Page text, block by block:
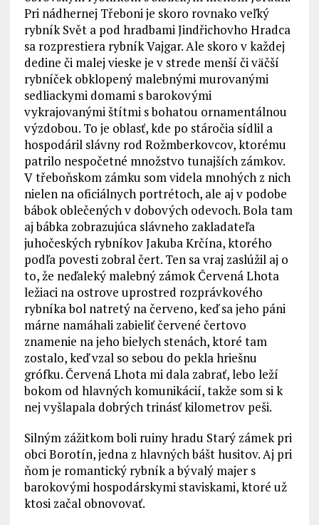
Pri nádhernej Třeboni je skoro rovnako veľký
rybník Svět a pod hradbami Jindřichovho Hradca
sa rozprestiera rybník Vajgar. Ale skoro v každej
dedine či malej vieske je v strede menší či väčší
rybníček obklopený malebnými murovanými
sedliackymi domami s barokovými
vykrajovanými štítmi s bohatou ornamentálnou
výzdobou. To je oblasť, kde po stáročia sídlil a
hospodáril slávny rod Rožmberkovcov, ktorému
patrilo nespočetné množstvo tunajších zámkov.
V třeboňskom zámku som videla mnohých z nich
nielen na oficiálnych portrétoch, ale aj v podobe
bábok oblečených v dobových odevoch. Bola tam
aj bábka zobrazujúca slávneho zakladateľa
juhočeských rybníkov Jakuba Krčína, ktorého
podľa povesti zobral čert. Ten sa vraj zaslúžil aj o
to, že neďaleký malebný zámok Červená Lhota
ležiaci na ostrove uprostred rozprávkového
rybníka bol natretý na červeno, keď sa jeho páni
márne namáhali zabieliť červené čertovo
znamenie na jeho bielych stenách, ktoré tam
zostalo, keď vzal so sebou do pekla hriešnu
grófku. Červená Lhota mi dala zabrať, lebo leží
bokom od hlavných komunikácií, takže som si k
nej vyšlapala dobrých trinásť kilometrov peši.
Silným zážitkom boli ruiny hradu Starý zámek pri
obci Borotín, jedna z hlavných bášt husitov. Aj pri
ňom je romantický rybník a bývalý majer s
barokovými hospodárskymi staviskami, ktoré už
ktosi začal obnovovať.